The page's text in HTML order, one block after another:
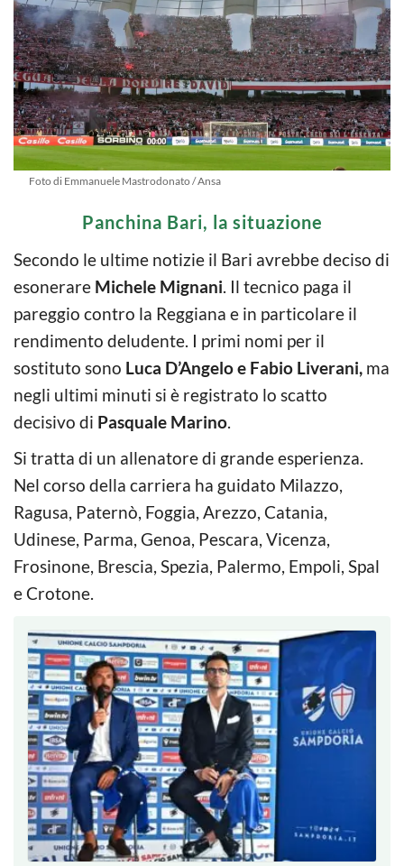
Foto di Emmanuele Mastrodonato / Ansa
Panchina Bari, la situazione
Secondo le ultime notizie il Bari avrebbe deciso di
esonerare Michele Mignani. Il tecnico paga il
pareggio contro la Reggiana e in particolare il
rendimento deludente. I primi nomi per il
sostituto sono Luca D’Angelo e Fabio Liverani, ma
negli ultimi minuti si è registrato lo scatto
decisivo di Pasquale Marino.
Si tratta di un allenatore di grande esperienza.
Nel corso della carriera ha guidato Milazzo,
Ragusa, Paternò, Foggia, Arezzo, Catania,
Udinese, Parma, Genoa, Pescara, Vicenza,
Frosinone, Brescia, Spezia, Palermo, Empoli, Spal
e Crotone.